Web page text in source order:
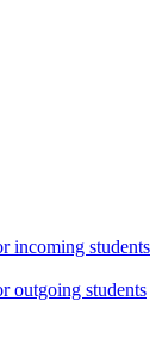
incoming students
outgoing students